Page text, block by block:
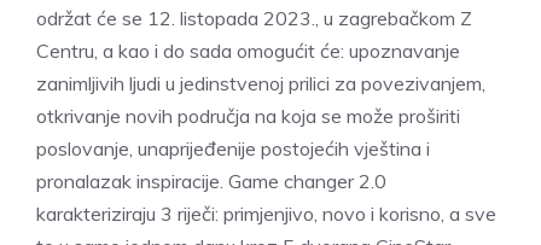
održat će se 12. listopada 2023., u zagrebačkom Z
Centru, a kao i do sada omogućit će: upoznavanje
zanimljivih ljudi u jedinstvenoj prilici za povezivanjem,
otkrivanje novih područja na koja se može proširiti
poslovanje, unaprijeđenije postojećih vještina i
pronalazak inspiracije. Game changer 2.0
karakteriziraju 3 riječi: primjenjivo, novo i korisno, a sve